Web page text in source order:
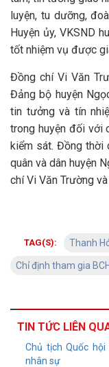
luyện, tu dưỡng,
Huyện ủy, VKSND
tốt nhiệm vụ được
Đồng chí Vi Văn
Đảng bộ huyện
tin tưởng và tín
trong huyện đối với
kiểm sát. Đồng thời
quân và dân huyện
chí Vi Văn Trường
TAG(S): Thanh
Chỉ định tham gia
TIN TỨC LIÊN
Chủ tịch Quốc
nhân sự